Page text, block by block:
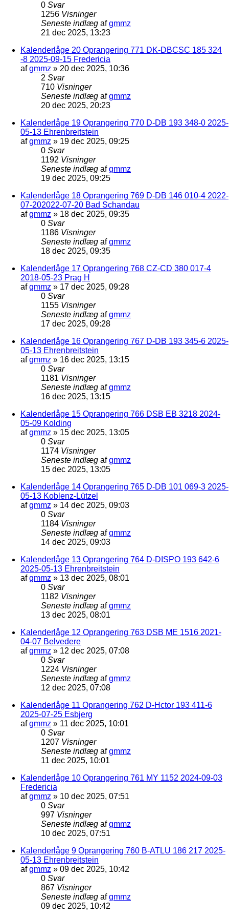
0 Svar
1256 Visninger
Seneste indlæg afgmmz
21 dec 2025, 13:23
Kalenderlåge 20 Oprangering 771 DK-DBCSC 185 324
-8 2025-09-15 Fredericia
afgmmz » 20 dec 2025, 10:36
2 Svar
710 Visninger
Seneste indlæg afgmmz
20 dec 2025, 20:23
Kalenderlåge 19 Oprangering 770 D-DB 193 348-0 2025-
05-13 Ehrenbreitstein
afgmmz » 19 dec 2025, 09:25
0 Svar
1192 Visninger
Seneste indlæg afgmmz
19 dec 2025, 09:25
Kalenderlåge 18 Oprangering 769 D-DB 146 010-4 2022-
07-202022-07-20 Bad Schandau
afgmmz » 18 dec 2025, 09:35
0 Svar
1186 Visninger
Seneste indlæg afgmmz
18 dec 2025, 09:35
Kalenderlåge 17 Oprangering 768 CZ-CD 380 017-4
2018-05-23 Prag H
afgmmz » 17 dec 2025, 09:28
0 Svar
1155 Visninger
Seneste indlæg afgmmz
17 dec 2025, 09:28
Kalenderlåge 16 Oprangering 767 D-DB 193 345-6 2025-
05-13 Ehrenbreitstein
afgmmz » 16 dec 2025, 13:15
0 Svar
1181 Visninger
Seneste indlæg afgmmz
16 dec 2025, 13:15
Kalenderlåge 15 Oprangering 766 DSB EB 3218 2024-
05-09 Kolding
afgmmz » 15 dec 2025, 13:05
0 Svar
1174 Visninger
Seneste indlæg afgmmz
15 dec 2025, 13:05
Kalenderlåge 14 Oprangering 765 D-DB 101 069-3 2025-
05-13 Koblenz-Lützel
afgmmz » 14 dec 2025, 09:03
0 Svar
1184 Visninger
Seneste indlæg afgmmz
14 dec 2025, 09:03
Kalenderlåge 13 Oprangering 764 D-DISPO 193 642-6
2025-05-13 Ehrenbreitstein
afgmmz » 13 dec 2025, 08:01
0 Svar
1182 Visninger
Seneste indlæg afgmmz
13 dec 2025, 08:01
Kalenderlåge 12 Oprangering 763 DSB ME 1516 2021-
04-07 Belvedere
afgmmz » 12 dec 2025, 07:08
0 Svar
1224 Visninger
Seneste indlæg afgmmz
12 dec 2025, 07:08
Kalenderlåge 11 Oprangering 762 D-Hctor 193 411-6
2025-07-25 Esbjerg
afgmmz » 11 dec 2025, 10:01
0 Svar
1207 Visninger
Seneste indlæg afgmmz
11 dec 2025, 10:01
Kalenderlåge 10 Oprangering 761 MY 1152 2024-09-03
Fredericia
afgmmz » 10 dec 2025, 07:51
0 Svar
997 Visninger
Seneste indlæg afgmmz
10 dec 2025, 07:51
Kalenderlåge 9 Oprangering 760 B-ATLU 186 217 2025-
05-13 Ehrenbreitstein
afgmmz » 09 dec 2025, 10:42
0 Svar
867 Visninger
Seneste indlæg afgmmz
09 dec 2025, 10:42